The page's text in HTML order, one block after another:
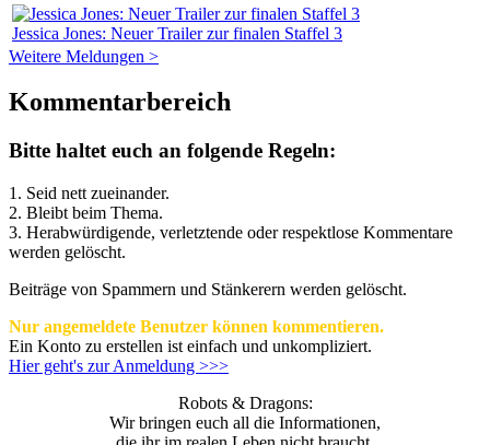
Jessica Jones: Neuer Trailer zur finalen Staffel 3
Weitere Meldungen >
Kommentarbereich
Bitte haltet euch an folgende Regeln:
1. Seid nett zueinander.
2. Bleibt beim Thema.
3. Herabwürdigende, verletztende oder respektlose Kommentare
werden gelöscht.
Beiträge von Spammern und Stänkerern werden gelöscht.
Nur angemeldete Benutzer können kommentieren.
Ein Konto zu erstellen ist einfach und unkompliziert.
Hier geht's zur Anmeldung >>>
Robots & Dragons:
Wir bringen euch all die Informationen,